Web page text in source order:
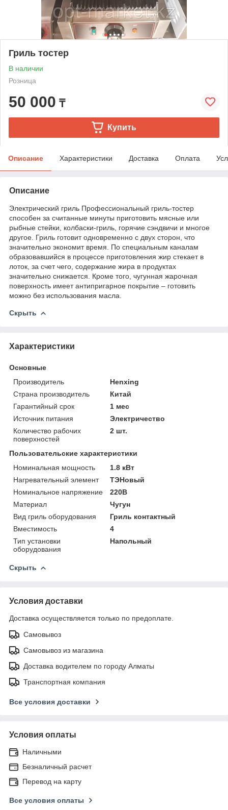
Гриль тостер
В наличии
Розница
50 000 ₸
Купить
Описание Характеристики Доставка Оплата
Описание
Электрический гриль Профессиональный гриль-тостер
способен за считанные минуты приготовить мясные или
рыбные стейки, колбаски-гриль, горячие сэндвичи и многое
другое. Гриль готовит одновременно с двух сторон, что
значительно экономит время. По специальным каналам
образовавшийся в процессе приготовления жир стекает в
лоток, за счет чего, содержание жира в продуктах
значительно снижается. Кроме того, чугунная жарочная
поверхность имеет антипригарное покрытие – готовить
можно без использования масла.
Скрыть
Характеристики
Основные
Производитель
Henxing
Страна производитель
Китай
Гарантийный срок
1 мес
Источник питания
Электричество
Количество рабочих
поверхностей
2 шт.
Пользовательские характеристики
Номинальная мощность
1.8 кВт
Нагревательный элемент
ТЭНовый
Номинальное напряжение
220В
Материал
Чугун
Вид гриль оборудования
Гриль контактный
Вместимость
4
Тип установки
оборудования
Напольный
Скрыть
Условия доставки
Доставка осуществляется только по предоплате.
Самовывоз
Самовывоз из магазина
Доставка водителем по городу Алматы
Транспортная компания
Все условия доставки
Условия оплаты
Наличными
Безналичный расчет
Перевод на карту
Все условия оплаты